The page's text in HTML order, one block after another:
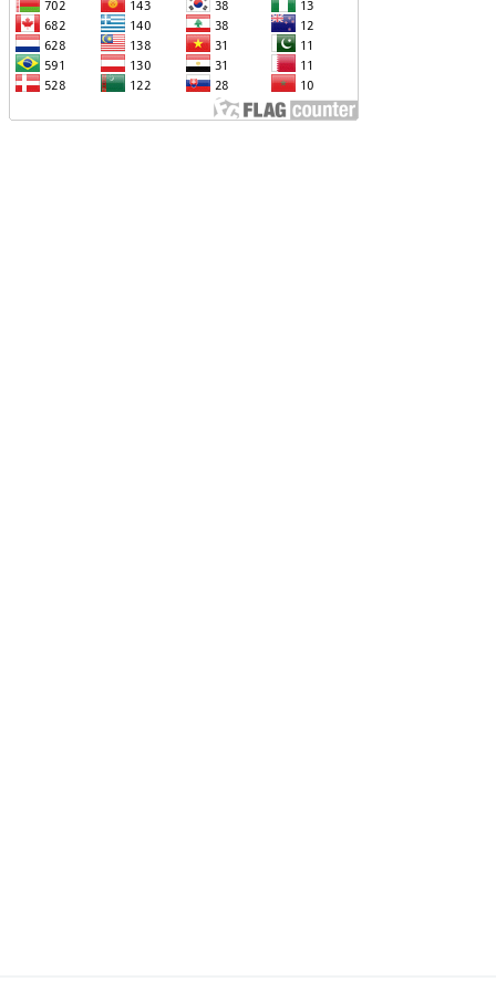
ՌՈՒՍ-ՀԱՅԿԱԿԱՆ
ՎԵՐԱԲԵՐՈՂ
ԱԴՐԲԵՋԱՆԻ ՆԿԱՏՄԱՄԲ
ՊՐԱԿՏԻԿԱՅԻՆ